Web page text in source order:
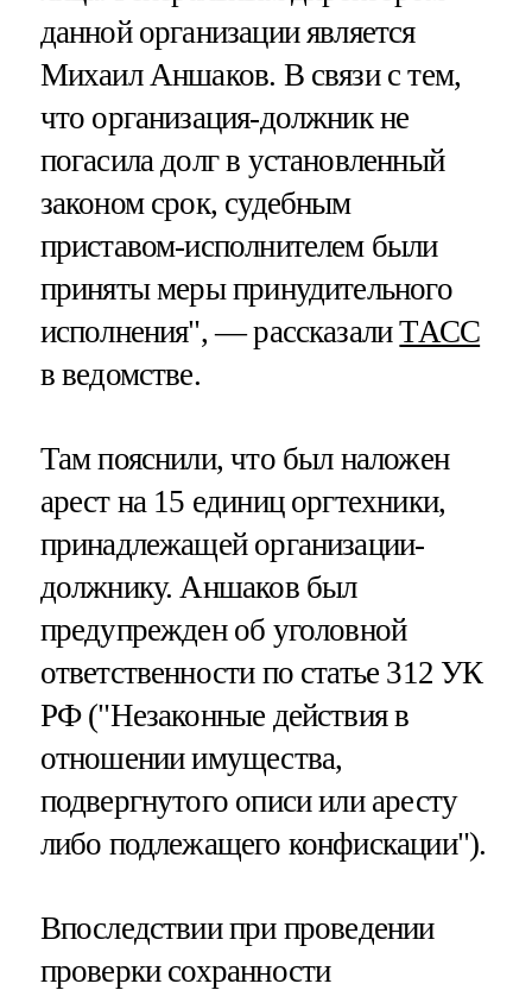
данной организации является
Михаил Аншаков. В связи с тем,
что организация-должник не
погасила долг в установленный
законом срок, судебным
приставом-исполнителем были
приняты меры принудительного
исполнения", — рассказалиТАСС
в ведомстве.
Там пояснили, что был наложен
арест на 15 единиц оргтехники,
принадлежащей организации-
должнику. Аншаков был
предупрежден об уголовной
ответственности по статье 312 УК
РФ ("Незаконные действия в
отношении имущества,
подвергнутого описи или аресту
либо подлежащего конфискации").
Впоследствии при проведении
проверки сохранности